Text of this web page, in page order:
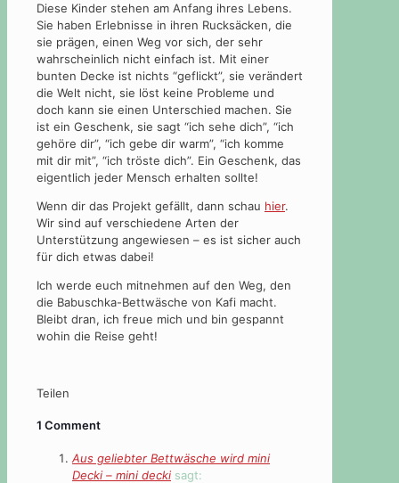
Diese Kinder stehen am Anfang ihres Lebens.
Sie haben Erlebnisse in ihren Rucksäcken, die
sie prägen, einen Weg vor sich, der sehr
wahrscheinlich nicht einfach ist. Mit einer
bunten Decke ist nichts “geflickt”, sie verändert
die Welt nicht, sie löst keine Probleme und
doch kann sie einen Unterschied machen. Sie
ist ein Geschenk, sie sagt “ich sehe dich”, “ich
gehöre dir”, “ich gebe dir warm”, “ich komme
mit dir mit”, “ich tröste dich”. Ein Geschenk, das
eigentlich jeder Mensch erhalten sollte!
Wenn dir das Projekt gefällt, dann schau hier.
Wir sind auf verschiedene Arten der
Unterstützung angewiesen – es ist sicher auch
für dich etwas dabei!
Ich werde euch mitnehmen auf den Weg, den
die Babuschka-Bettwäsche von Kafi macht.
Bleibt dran, ich freue mich und bin gespannt
wohin die Reise geht!
Teilen
1 Comment
Aus geliebter Bettwäsche wird mini
Decki – mini decki sagt: